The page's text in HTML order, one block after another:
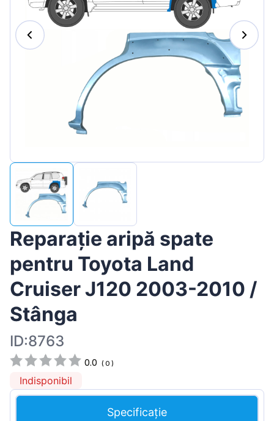
Magyar
Hrvatski
Reparație aripă spate
pentru Toyota Land
Cruiser J120 2003-2010 /
Stânga
ID:8763
0.0 (0 )
Indisponibil
Specificație